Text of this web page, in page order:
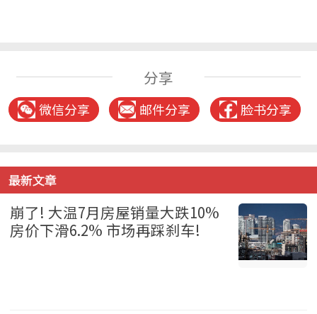
分享
微信分享 邮件分享 脸书分享
最新文章
崩了! 大温7月房屋销量大跌10%
房价下滑6.2% 市场再踩刹车!